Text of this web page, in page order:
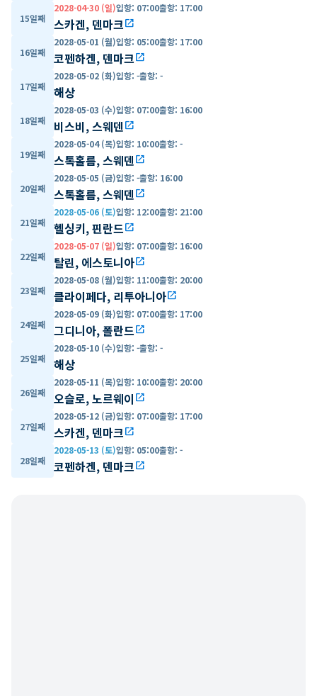
15일째
2028-04-30 (일)입항: 07:00출항: 17:00
스카겐, 덴마크open_in_new
16일째
2028-05-01 (월)입항: 05:00출항: 17:00
코펜하겐, 덴마크open_in_new
17일째
2028-05-02 (화)입항: -출항: -
해상
18일째
2028-05-03 (수)입항: 07:00출항: 16:00
비스비, 스웨덴open_in_new
19일째
2028-05-04 (목)입항: 10:00출항: -
스톡홀름, 스웨덴open_in_new
20일째
2028-05-05 (금)입항: -출항: 16:00
스톡홀름, 스웨덴open_in_new
21일째
2028-05-06 (토)입항: 12:00출항: 21:00
헬싱키, 핀란드open_in_new
22일째
2028-05-07 (일)입항: 07:00출항: 16:00
탈린, 에스토니아open_in_new
23일째
2028-05-08 (월)입항: 11:00출항: 20:00
클라이페다, 리투아니아open_in_new
24일째
2028-05-09 (화)입항: 07:00출항: 17:00
그디니아, 폴란드open_in_new
25일째
2028-05-10 (수)입항: -출항: -
해상
26일째
2028-05-11 (목)입항: 10:00출항: 20:00
오슬로, 노르웨이 open_in_new
27일째
2028-05-12 (금)입항: 07:00출항: 17:00
스카겐, 덴마크open_in_new
28일째
2028-05-13 (토)입항: 05:00출항: -
코펜하겐, 덴마크open_in_new